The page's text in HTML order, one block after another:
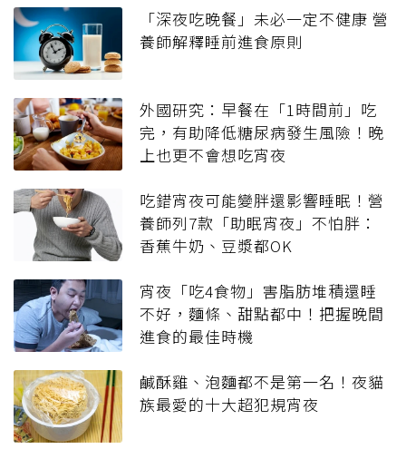
「深夜吃晚餐」未必一定不健康 營
養師解釋睡前進食原則
外國研究：早餐在「1時間前」吃
完，有助降低糖尿病發生風險！晚
上也更不會想吃宵夜
吃錯宵夜可能變胖還影響睡眠！營
養師列7款「助眠宵夜」不怕胖：
香蕉牛奶、豆漿都OK
宵夜「吃4食物」害脂肪堆積還睡
不好，麵條、甜點都中！把握晚間
進食的最佳時機
鹹酥雞、泡麵都不是第一名！夜貓
族最愛的十大超犯規宵夜